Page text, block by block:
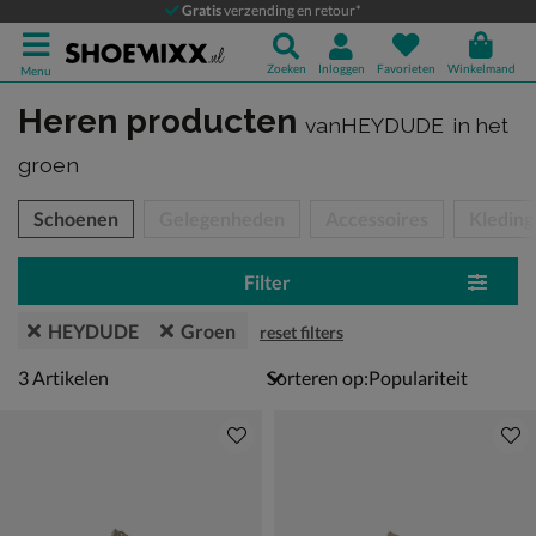
Gratisverzending en retour*
Menu Zoeken Inloggen Favorieten Winkelmand
Heren producten vanHEYDUDE in het
groen
over
Schoenen
Filter
HEYDUDE Groen reset filters
3 artikelen
3Artikelen Sorteren op: